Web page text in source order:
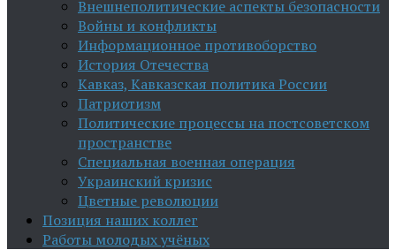
Внешнеполитические аспекты безопасности
Войны и конфликты
Информационное противоборство
История Отечества
Кавказ, Кавказская политика России
Патриотизм
Политические процессы на постсоветском
пространстве
Специальная военная операция
Украинский кризис
Цветные революции
Позиция наших коллег
Работы молодых учёных